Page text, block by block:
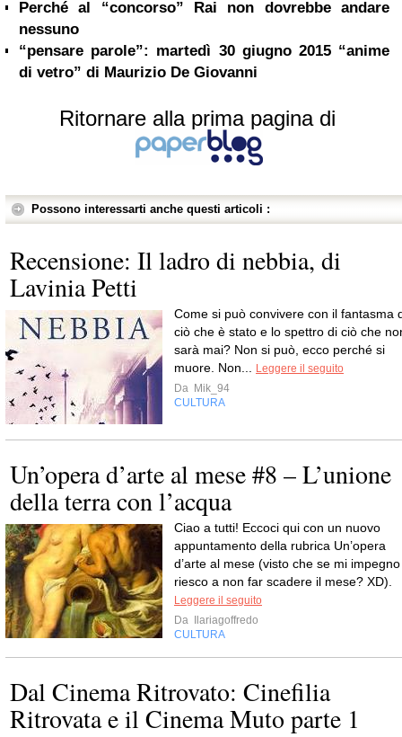
Perché al “concorso” Rai non dovrebbe andare
nessuno
“pensare parole”: martedì 30 giugno 2015 “anime
di vetro” di Maurizio De Giovanni
Ritornare alla prima pagina di
Possono interessarti anche questi articoli :
Recensione: Il ladro di nebbia, di
Lavinia Petti
Come si può convivere con il fantasma
ciò che è stato e lo spettro di ciò che
sarà mai? Non si può, ecco perché si
muore. Non...
Leggere il seguito
Da Mik_94
CULTURA
Un’opera d’arte al mese #8 – L’unione
della terra con l’acqua
Ciao a tutti! Eccoci qui con un nuovo
appuntamento della rubrica Un’opera
d’arte al mese (visto che se mi impegno
riesco a non far scadere il mese? XD).
Leggere il seguito
Da
Ilariagoffredo
CULTURA
Dal Cinema Ritrovato: Cinefilia
Ritrovata e il Cinema Muto parte 1